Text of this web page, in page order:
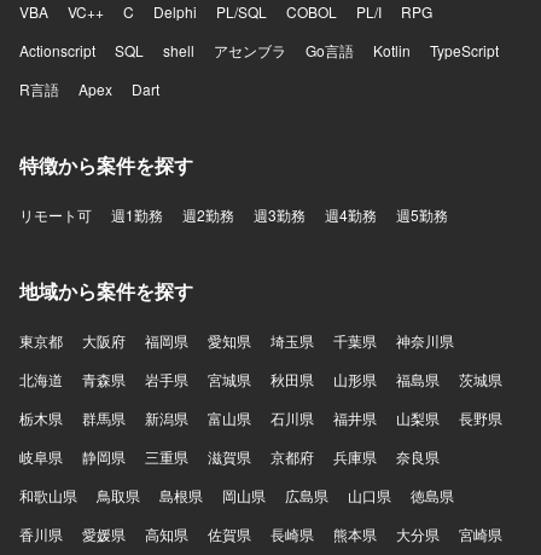
VBA
VC++ C Delphi PL/SQL COBOL PL/I
RPG
Actionscript
SQL shell アセンブラ Go言語 Kotlin
TypeScript
R言語
Apex Dart
特徴から案件を探す
リモート可 週1勤務 週2勤務 週3勤務 週4勤務 週5勤務
地域から案件を探す
東京都 大阪府 福岡県 愛知県 埼玉県 千葉県
神奈川県
北海道
青森県 岩手県 宮城県 秋田県 山形県 福島県
茨城県
栃木県
群馬県 新潟県 富山県 石川県 福井県 山梨県
長野県
岐阜県
静岡県 三重県 滋賀県 京都府 兵庫県
奈良県
和歌山県
鳥取県 島根県 岡山県 広島県 山口県
徳島県
香川県
愛媛県 高知県 佐賀県 長崎県 熊本県 大分県 宮崎県